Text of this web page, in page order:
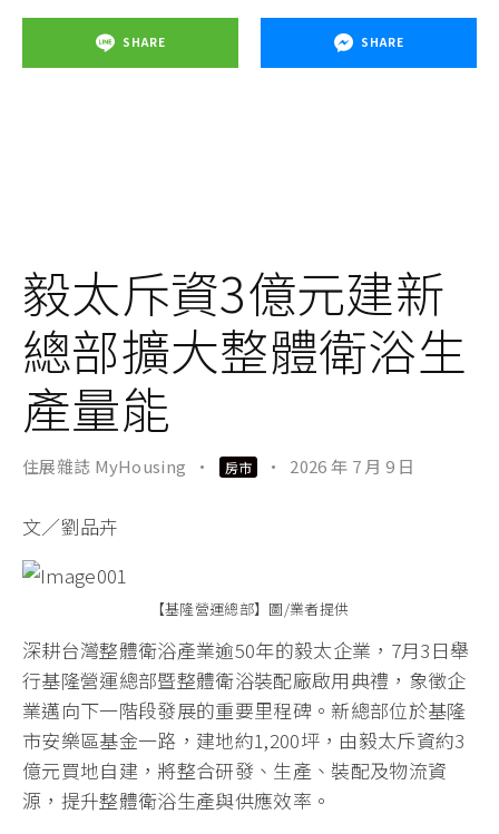
SHARE SHARE
毅太斥資3億元建新
總部擴大整體衛浴生
產量能
住展雜誌 MyHousing · 房市 · 2026 年 7 月 9 日
文／劉品卉
【基隆營運總部】圖/業者提供
深耕台灣整體衛浴產業逾50年的毅太企業，7月3日舉
行基隆營運總部暨整體衛浴裝配廠啟用典禮，象徵企
業邁向下一階段發展的重要里程碑。新總部位於基隆
市安樂區基金一路，建地約1,200坪，由毅太斥資約3
億元買地自建，將整合研發、生產、裝配及物流資
源，提升整體衛浴生產與供應效率。